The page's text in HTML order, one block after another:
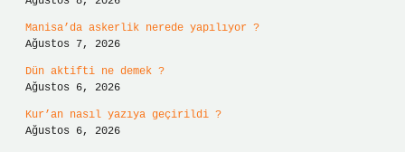
Manisa’da askerlik nerede yapılıyor ?
Ağustos 7, 2026
Dün aktifti ne demek ?
Ağustos 6, 2026
Kur’an nasıl yazıya geçirildi ?
Ağustos 6, 2026